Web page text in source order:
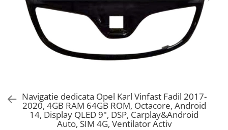
Navigatie dedicata Opel Karl Vinfast Fadil 2017-
2020, 4GB RAM 64GB ROM, Octacore, Android
14, Display QLED 9", DSP, Carplay&Android
Auto, SIM 4G, Ventilator Activ